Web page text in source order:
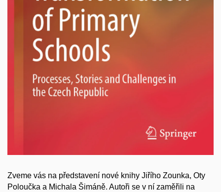
Zveme vás na představení nové knihy Jiřího Zounka, Oty
Poloučka a Michala Šimáně. Autoři se v ní zaměřili na